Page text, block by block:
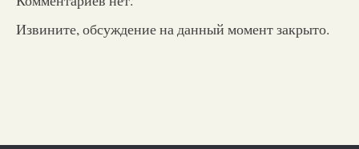
Извините, обсуждение на данный момент закрыто.